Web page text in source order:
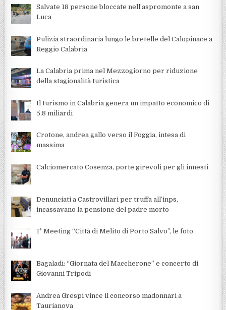
Salvate 18 persone bloccate nell’aspromonte a san
Luca
Pulizia straordinaria lungo le bretelle del Calopinace a
Reggio Calabria
La Calabria prima nel Mezzogiorno per riduzione
della stagionalità turistica
Il turismo in Calabria genera un impatto economico di
5,8 miliardi
Crotone, andrea gallo verso il Foggia, intesa di
massima
Calciomercato Cosenza, porte girevoli per gli innesti
Denunciati a Castrovillari per truffa all’inps,
incassavano la pensione del padre morto
1° Meeting “Città di Melito di Porto Salvo”, le foto
Bagaladi: “Giornata del Maccherone” e concerto di
Giovanni Tripodi
Andrea Grespi vince il concorso madonnari a
Taurianova